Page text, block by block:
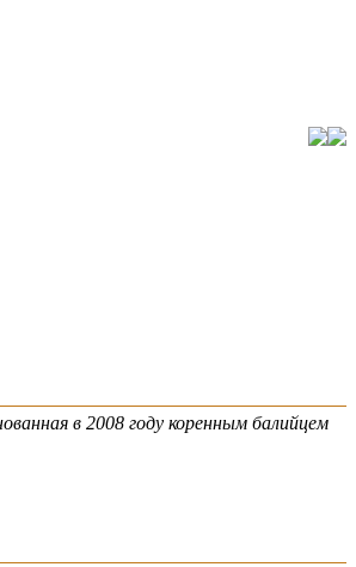
в 2008 году коренным балийцем